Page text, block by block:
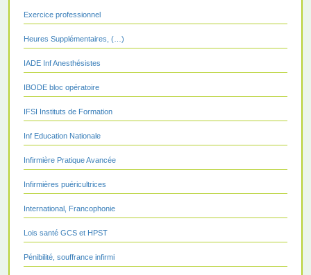
Exercice professionnel
Heures Supplémentaires, (…)
IADE Inf Anesthésistes
IBODE bloc opératoire
IFSI Instituts de Formation
Inf Education Nationale
Infirmière Pratique Avancée
Infirmières puéricultrices
International, Francophonie
Lois santé GCS et HPST
Pénibilité, souffrance infirmi